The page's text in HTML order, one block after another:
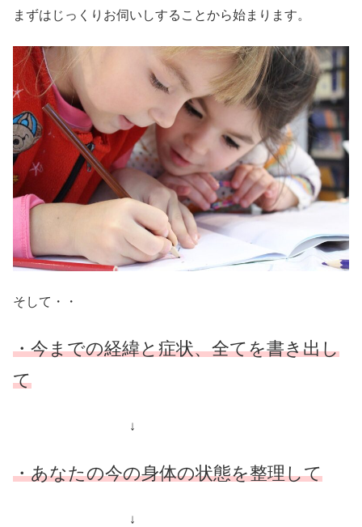
まずはじっくりお伺いしすることから始まります。
そして・・
・今までの経緯と症状、全てを書き出し
て
↓
・あなたの今の身体の状態を整理して
↓